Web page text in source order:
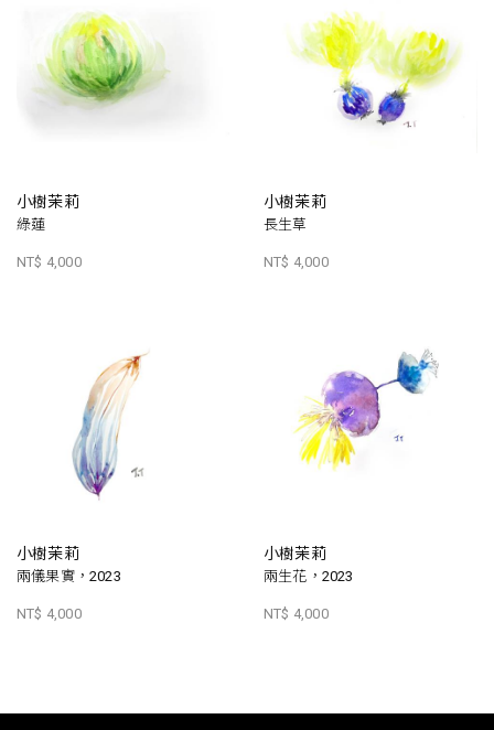
小樹茉莉
綠蓮
NT$ 4,000
小樹茉莉
長生草
NT$ 4,000
小樹茉莉
兩儀果實，2023
NT$ 4,000
小樹茉莉
兩生花，2023
NT$ 4,000